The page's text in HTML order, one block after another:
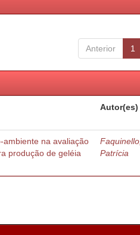
Anterior 1
Autor(es)
ambiente na avaliação
produção de geléia
Faquinello,
Patrícia